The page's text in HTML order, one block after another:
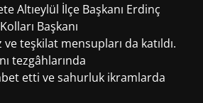
Altıeylül İlçe Başkanı Erdinç
Başkanı
teşkilat mensupları da katıldı.
tezgâhlarında
etti ve sahurluk ikramlarda